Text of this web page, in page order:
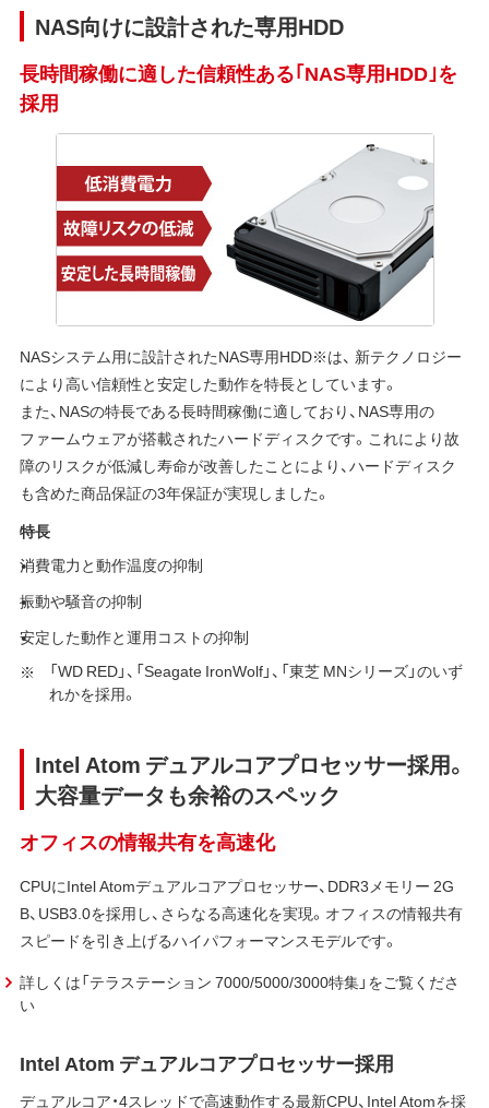
NAS向けに設計された専用HDD
長時間稼働に適した信頼性ある｢NAS専用HDD｣を
採用
NASシステム用に設計されたNAS専用HDD※は、 新テクノロジー
により高い信頼性と安定した動作を特長としています。
また、NASの特長である長時間稼働に適しており、NAS専用の
ファームウェアが搭載されたハードディスクです。これにより故
障のリスクが低減し寿命が改善したことにより、ハードディスク
も含めた商品保証の3年保証が実現しました。
特長
消費電力と動作温度の抑制
振動や騒音の抑制
安定した動作と運用コストの抑制
「WD RED」、「Seagate IronWolf」、「東芝 MNシリーズ」のいず
れかを採用。
Intel Atom デュアルコアプロセッサー採用。
大容量データも余裕のスペック
オフィスの情報共有を高速化
CPUにIntel Atomデュアルコアプロセッサー、DDR3メモリー 2G
B、USB3.0を採用し、さらなる高速化を実現。オフィスの情報共有
スピードを引き上げるハイパフォーマンスモデルです。
詳しくは「テラステーション 7000/5000/3000特集」をご覧くださ
い
Intel Atom デュアルコアプロセッサー採用
デュアルコア・4スレッドで高速動作する最新CPU、Intel Atomを採